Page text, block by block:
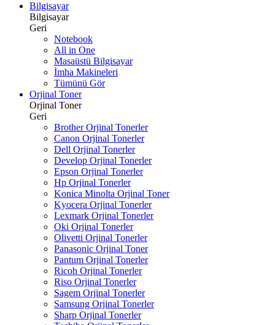
Bilgisayar
Bilgisayar
Geri
Notebook
All in One
Masaüstü Bilgisayar
İmha Makineleri
Tümünü Gör
Orjinal Toner
Orjinal Toner
Geri
Brother Orjinal Tonerler
Canon Orjinal Tonerler
Dell Orjinal Tonerler
Develop Orjinal Tonerler
Epson Orjinal Tonerler
Hp Orjinal Tonerler
Konica Minolta Orjinal Toner
Kyocera Orjinal Tonerler
Lexmark Orjinal Tonerler
Oki Orjinal Tonerler
Olivetti Orjinal Tonerler
Panasonic Orjinal Toner
Pantum Orjinal Tonerler
Ricoh Orjinal Tonerler
Riso Orjinal Tonerler
Sagem Orjinal Tonerler
Samsung Orjinal Tonerler
Sharp Orjinal Tonerler